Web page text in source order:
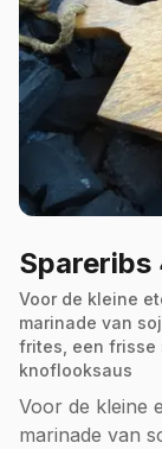
Spareribs
Voor de kleine
marinade van
frites, een frisse
knoflooksaus
Voor de kleine
marinade van